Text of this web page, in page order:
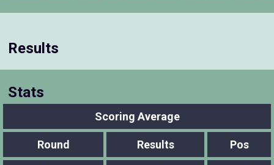
Results
Stats
Scoring Average
Round Results Pos